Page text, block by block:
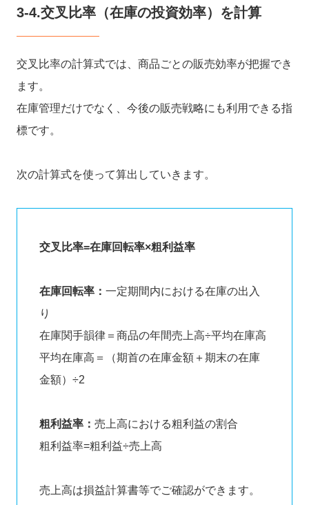
3-4.交叉比率（在庫の投資効率）を計算
交叉比率の計算式では、商品ごとの販売効率が把握でき
ます。
在庫管理だけでなく、今後の販売戦略にも利用できる指
標です。
次の計算式を使って算出していきます。
交叉比率=在庫回転率×粗利益率
在庫回転率： 一定期間内における在庫の出入
り
在庫関手韻律＝商品の年間売上高÷平均在庫高
平均在庫高＝（期首の在庫金額＋期末の在庫
金額）÷2
粗利益率： 売上高における粗利益の割合
粗利益率=粗利益÷売上高
売上高は損益計算書等でご確認ができます。